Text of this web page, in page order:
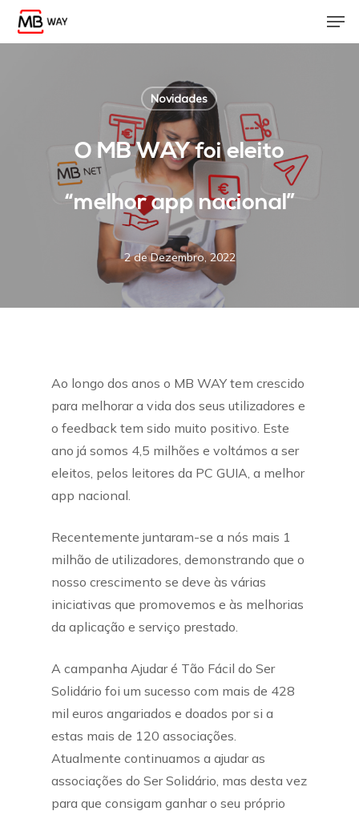
Skip
Novidades
O MB WAY foi eleito
“melhor app nacional”
2 de Dezembro, 2022
Ao longo dos anos o MB WAY tem crescido
para melhorar a vida dos seus utilizadores e
o feedback tem sido muito positivo. Este
ano já somos 4,5 milhões e voltámos a ser
eleitos, pelos leitores da PC GUIA, a melhor
app nacional.
Recentemente juntaram-se a nós mais 1
milhão de utilizadores, demonstrando que o
nosso crescimento se deve às várias
iniciativas que promovemos e às melhorias
da aplicação e serviço prestado.
A campanha Ajudar é Tão Fácil do Ser
Solidário foi um sucesso com mais de 428
mil euros angariados e doados por si a
estas mais de 120 associações.
Atualmente continuamos a ajudar as
associações do Ser Solidário, mas desta vez
para que consigam ganhar o seu próprio